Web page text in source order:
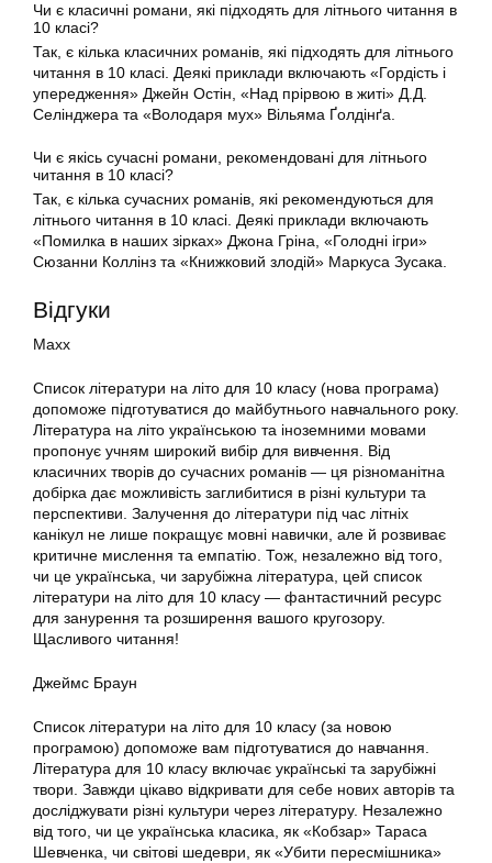
Чи є класичні романи, які підходять для літнього читання в
10 класі?
Так, є кілька класичних романів, які підходять для літнього
читання в 10 класі. Деякі приклади включають «Гордість і
упередження» Джейн Остін, «Над прірвою в житі» Д.Д.
Селінджера та «Володаря мух» Вільяма Ґолдінґа.
Чи є якісь сучасні романи, рекомендовані для літнього
читання в 10 класі?
Так, є кілька сучасних романів, які рекомендуються для
літнього читання в 10 класі. Деякі приклади включають
«Помилка в наших зірках» Джона Гріна, «Голодні ігри»
Сюзанни Коллінз та «Книжковий злодій» Маркуса Зусака.
Відгуки
Maxx
Список літератури на літо для 10 класу (нова програма)
допоможе підготуватися до майбутнього навчального року.
Література на літо українською та іноземними мовами
пропонує учням широкий вибір для вивчення. Від
класичних творів до сучасних романів — ця різноманітна
добірка дає можливість заглибитися в різні культури та
перспективи. Залучення до літератури під час літніх
канікул не лише покращує мовні навички, але й розвиває
критичне мислення та емпатію. Тож, незалежно від того,
чи це українська, чи зарубіжна література, цей список
літератури на літо для 10 класу — фантастичний ресурс
для занурення та розширення вашого кругозору.
Щасливого читання!
Джеймс Браун
Список літератури на літо для 10 класу (за новою
програмою) допоможе вам підготуватися до навчання.
Література для 10 класу включає українські та зарубіжні
твори. Завжди цікаво відкривати для себе нових авторів та
досліджувати різні культури через літературу. Незалежно
від того, чи це українська класика, як «Кобзар» Тараса
Шевченка, чи світові шедеври, як «Убити пересмішника»